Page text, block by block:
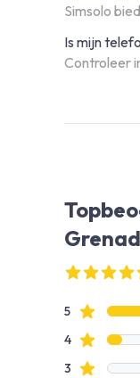
Simsolo
Is mijn
Controleer
5ster
4ster
3 ster